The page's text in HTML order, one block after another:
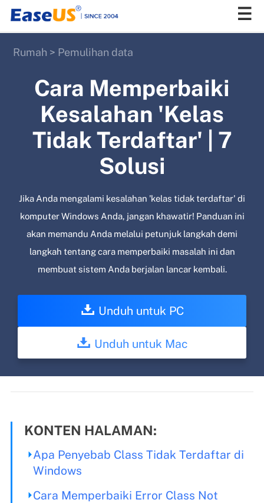
Rumah > Pemulihan data
Cara Memperbaiki
Kesalahan 'Kelas
Tidak Terdaftar' | 7
Solusi
Jika Anda mengalami kesalahan 'kelas tidak terdaftar' di
komputer Windows Anda, jangan khawatir! Panduan ini
akan memandu Anda melalui petunjuk langkah demi
langkah tentang cara memperbaiki masalah ini dan
membuat sistem Anda berjalan lancar kembali.
Unduh untuk PC
Unduh untuk Mac
KONTEN HALAMAN:
Apa Penyebab Class Tidak Terdaftar di
Windows
Cara Memperbaiki Error Class Not